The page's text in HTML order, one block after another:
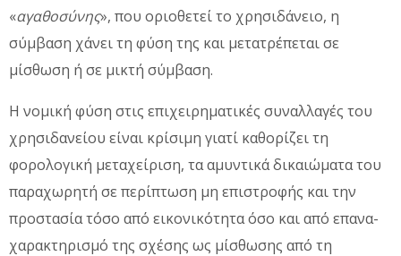
«αγαθοσύνης», που οριοθετεί το χρησιδάνειο, η
σύμβαση χάνει τη φύση της και μετατρέπεται σε
μίσθωση ή σε μικτή σύμβαση.
Η νομική φύση στις επιχειρηματικές συναλλαγές του
χρησιδανείου είναι κρίσιμη γιατί καθορίζει τη
φορολογική μεταχείριση, τα αμυντικά δικαιώματα του
παραχωρητή σε περίπτωση μη επιστροφής και την
προστασία τόσο από εικονικότητα όσο και από επανα-
χαρακτηρισμό της σχέσης ως μίσθωσης από τη